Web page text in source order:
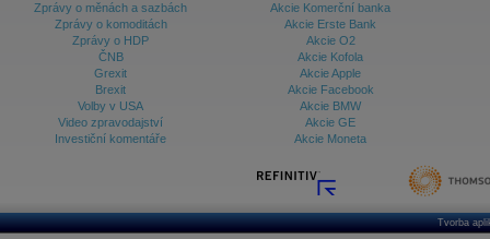
Zprávy o měnách a sazbách
Zprávy o komoditách
Zprávy o HDP
ČNB
Grexit
Brexit
Volby v USA
Video zpravodajství
Investiční komentáře
Akcie Komerční banka
Akcie Erste Bank
Akcie O2
Akcie Kofola
Akcie Apple
Akcie Facebook
Akcie BMW
Akcie GE
Akcie Moneta
Tvorba